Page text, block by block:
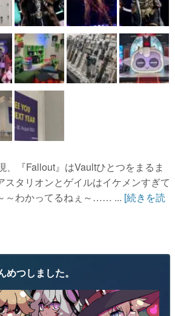
、『Fallout』はVaultひとつをまるま
スタリオンとゲイルはイケメンすぎて
～わかってるねぇ～…… ... [続きを読
つしました。